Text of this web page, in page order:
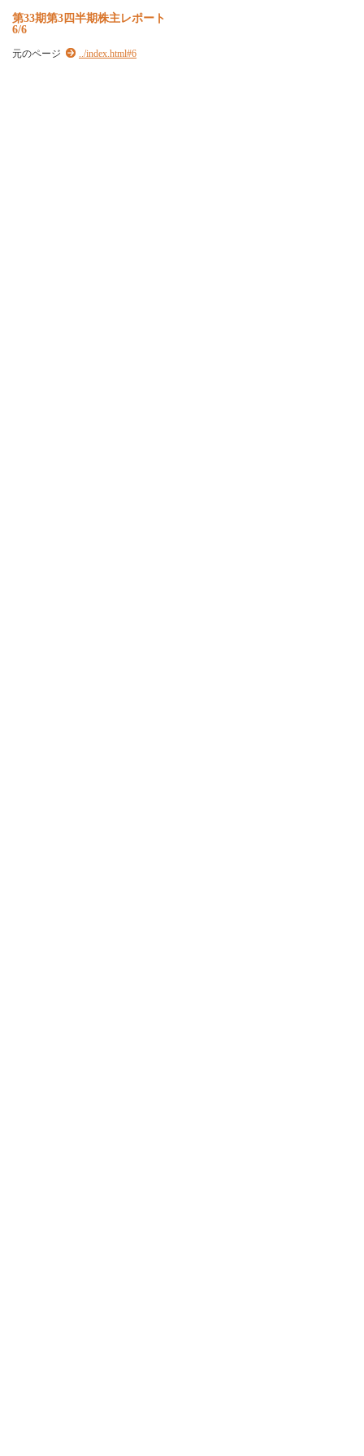
第33期第3四半期株主レポート
6/6
元のページ ../index.html#6